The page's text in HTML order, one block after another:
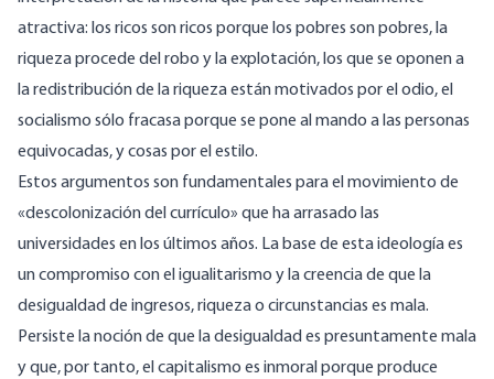
atractiva: los ricos son ricos porque los pobres son pobres, la
riqueza procede del robo y la explotación, los que se oponen a
la redistribución de la riqueza están motivados por el odio, el
socialismo sólo fracasa porque se pone al mando a las personas
equivocadas, y cosas por el estilo.
Estos argumentos son fundamentales para el movimiento de
«descolonización del currículo» que ha arrasado las
universidades en los últimos años. La base de esta ideología es
un compromiso con el igualitarismo y la creencia de que la
desigualdad de ingresos, riqueza o circunstancias es mala.
Persiste la noción de que la desigualdad es presuntamente mala
y que, por tanto, el capitalismo es inmoral porque produce